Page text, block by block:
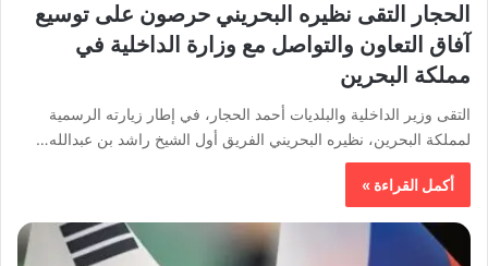
الحجار التقى نظيره البحريني حرصون على توسيع
آفاق التعاون والتواصل مع وزارة الداخلية في
مملكة البحرين
التقى وزير الداخلية والبلديات أحمد الحجار، في إطار زيارته الرسمية
لمملكة البحرين، نظيره البحريني الفريق أول الشيخ راشد بن عبدالله…
أكمل القراءة »